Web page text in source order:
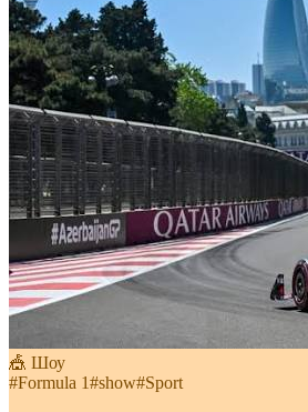
🎪 Шоу
#Formula 1#show#Sport